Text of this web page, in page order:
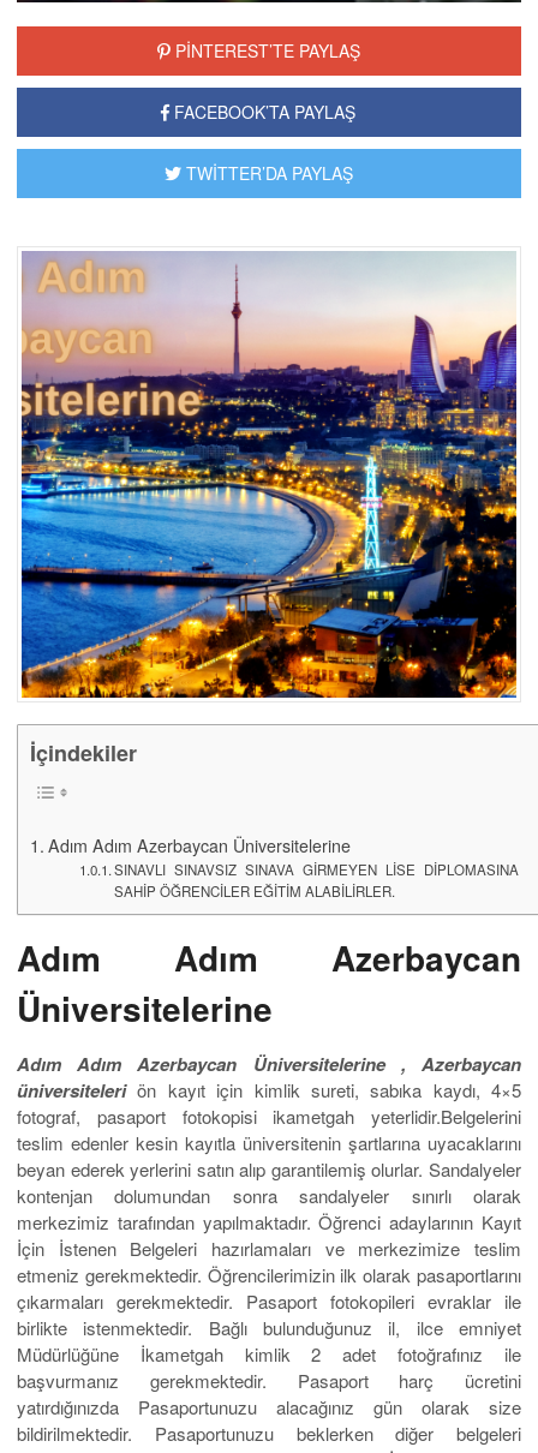
PİNTEREST’TE PAYLAŞ
FACEBOOK’TA PAYLAŞ
TWİTTER’DA PAYLAŞ
İçindekiler
Adım Adım Azerbaycan Üniversitelerine
SINAVLI SINAVSIZ SINAVA GİRMEYEN LİSE DİPLOMASINA
SAHİP ÖĞRENCİLER EĞİTİM ALABİLİRLER.
Adım Adım Azerbaycan
Üniversitelerine
Adım Adım Azerbaycan Üniversitelerine ,
Azerbaycan
üniversiteleriön kayıt için kimlik sureti, sabıka kaydı, 4×5
fotograf, pasaport fotokopisi ikametgah yeterlidir.Belgelerini
teslim edenler kesin kayıtla üniversitenin şartlarına uyacaklarını
beyan ederek yerlerini satın alıp garantilemiş olurlar. Sandalyeler
kontenjan dolumundan sonra sandalyeler sınırlı olarak
merkezimiz tarafından yapılmaktadır. Öğrenci adaylarının Kayıt
İçin İstenen Belgeleri hazırlamaları ve merkezimize teslim
etmeniz gerekmektedir. Öğrencilerimizin ilk olarak pasaportlarını
çıkarmaları gerekmektedir. Pasaport fotokopileri evraklar ile
birlikte istenmektedir. Bağlı bulunduğunuz il, ilce emniyet
Müdürlüğüne İkametgah kimlik 2 adet fotoğrafınız ile
başvurmanız gerekmektedir. Pasaport harç ücretini
yatırdığınızda Pasaportunuzu alacağınız gün olarak size
bildirilmektedir. Pasaportunuzu beklerken diğer belgeleri